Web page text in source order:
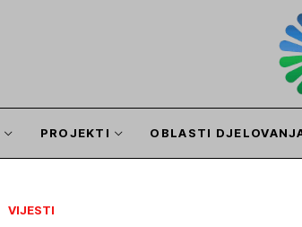
PROJEKTI OBLASTI
VIJESTI